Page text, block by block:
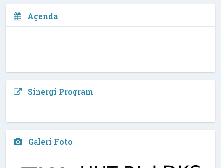
Agenda
Sinergi Program
Galeri Foto